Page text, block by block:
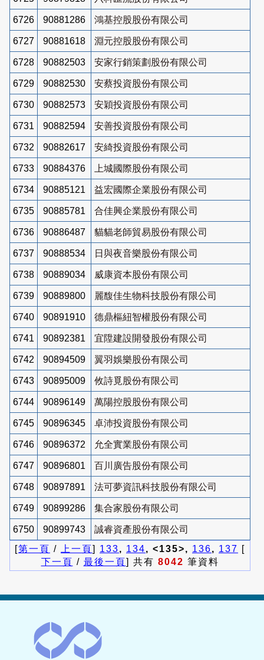
6726 90881286 鴻基控股股份有限公司
6727 90881618 淵元控股股份有限公司
6728 90882503 安家行銷策劃股份有限公司
6729 90882530 安蔡投資股份有限公司
6730 90882573 安穎投資股份有限公司
6731 90882594 安善投資股份有限公司
6732 90882617 安綺投資股份有限公司
6733 90884376 上城國際股份有限公司
6734 90885121 益宏國際企業股份有限公司
6735 90885781 合佳興企業股份有限公司
6736 90886487 貓貓老師貿易股份有限公司
6737 90888534 日與夜音樂股份有限公司
6738 90889034 威康資本股份有限公司
6739 90889800 麗馥佳生物科技股份有限公司
6740 90891910 德鼎樞紐智權股份有限公司
6741 90892381 宜陞建設開發股份有限公司
6742 90894509 翼羽娛樂股份有限公司
6743 90895009 攸詩覓股份有限公司
6744 90896149 萬陽控股股份有限公司
6745 90896345 卓沛投資股份有限公司
6746 90896372 允全實業股份有限公司
6747 90896801 百川廣告股份有限公司
6748 90897891 法可夢資訊科技股份有限公司
6749 90899286 集合家股份有限公司
6750 90899743
誠睿資產股份有限公司
[第一頁 / 上一頁] 133, 134, <135>, 136, 137 [
下一頁 / 最後一頁] 共有 8042 筆資料